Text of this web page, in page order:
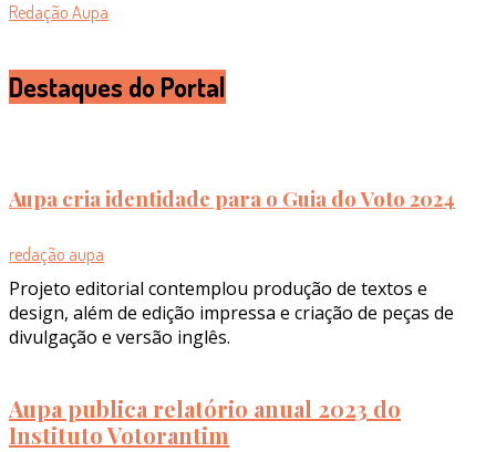
Redação Aupa
Destaques do Portal
Aupa cria identidade para o Guia do Voto 2024
redação aupa
Projeto editorial contemplou produção de textos e
design, além de edição impressa e criação de peças de
divulgação e versão inglês.
Aupa publica relatório anual 2023 do
Instituto Votorantim